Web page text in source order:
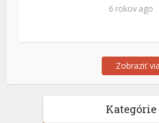
6 rokov ago
Zobraziť
Kategórie